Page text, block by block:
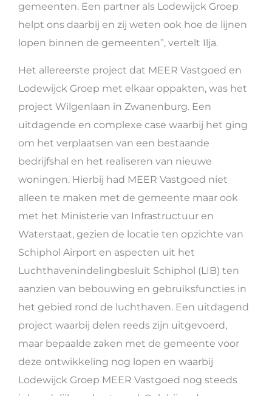
gemeenten. Een partner als Lodewijck Groep
helpt ons daarbij en zij weten ook hoe de lijnen
lopen binnen de gemeenten”, vertelt Ilja.
Het allereerste project dat MEER Vastgoed en
Lodewijck Groep met elkaar oppakten, was het
project Wilgenlaan in Zwanenburg. Een
uitdagende en complexe case waarbij het ging
om het verplaatsen van een bestaande
bedrijfshal en het realiseren van nieuwe
woningen. Hierbij had MEER Vastgoed niet
alleen te maken met de gemeente maar ook
met het Ministerie van Infrastructuur en
Waterstaat, gezien de locatie ten opzichte van
Schiphol Airport en aspecten uit het
Luchthavenindelingbesluit Schiphol (LIB) ten
aanzien van bebouwing en gebruiksfuncties in
het gebied rond de luchthaven. Een uitdagend
project waarbij delen reeds zijn uitgevoerd,
maar bepaalde zaken met de gemeente voor
deze ontwikkeling nog lopen en waarbij
Lodewijck Groep MEER Vastgoed nog steeds